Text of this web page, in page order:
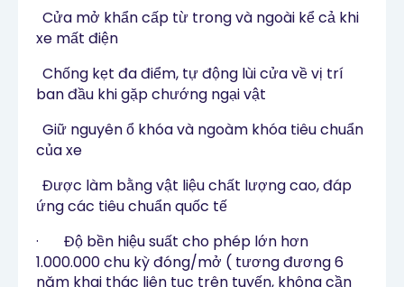
Cửa mở khẩn cấp từ trong và ngoài kể cả khi
xe mất điện
Chống kẹt đa điểm, tự động lùi cửa về vị trí
ban đầu khi gặp chướng ngại vật
Giữ nguyên ổ khóa và ngoàm khóa tiêu chuẩn
của xe
Được làm bằng vật liệu chất lượng cao, đáp
ứng các tiêu chuẩn quốc tế
·
Độ bền hiệu suất cho phép lớn hơn
1.000.000 chu kỳ đóng/mở ( tương đương 6
năm khai thác liên tục trên tuyến, không cần